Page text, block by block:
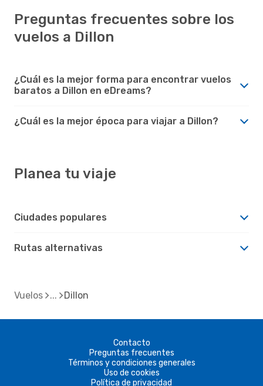
Preguntas frecuentes sobre los
vuelos a Dillon
¿Cuál es la mejor forma para encontrar vuelos
baratos a Dillon en eDreams?
¿Cuál es la mejor época para viajar a Dillon?
Planea tu viaje
Ciudades populares
Rutas alternativas
Vuelos Dillon
Contacto
Preguntas frecuentes
Términos y condiciones generales
Uso de cookies
Política de privacidad